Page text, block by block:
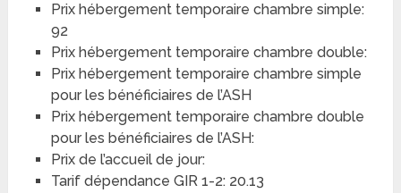
Prix hébergement temporaire chambre simple:
92
Prix hébergement temporaire chambre double:
Prix hébergement temporaire chambre simple
pour les bénéficiaires de l’ASH
Prix hébergement temporaire chambre double
pour les bénéficiaires de l’ASH:
Prix de l’accueil de jour:
Tarif dépendance GIR 1-2: 20.13